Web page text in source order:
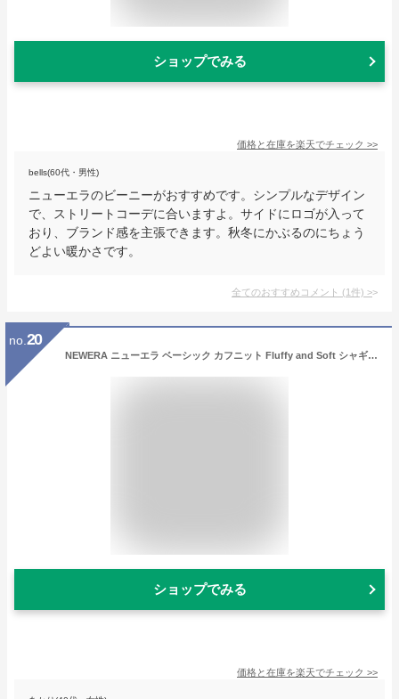
ショップでみる
価格と在庫を楽天でチェック >>
bells(60代・男性)
ニューエラのビーニーがおすすめです。シンプルなデザイン
で、ストリートコーデに合いますよ。サイドにロゴが入って
おり、ブランド感を主張できます。秋冬にかぶるのにちょう
どよい暖かさです。
全てのおすすめコメント (1件) >
no. 20
NEWERA ニューエラ ベーシック カフニット Fluffy and Soft シャギー ブラウン キャップ 折り返し ニット帽 ダブル ビーニー帽 メンズ 男性 女性 レディース NEW ERA
ショップでみる
価格と在庫を楽天でチェック >>